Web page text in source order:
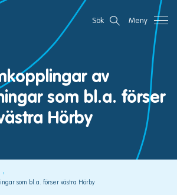
Sök Meny
av
som bl.a. förser
Hörby
som bl.a. förser västra Hörby